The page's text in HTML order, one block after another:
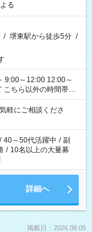
る
/ 堺東駅から徒歩5分 /
軽にご相談くださ
/ 40～50代活躍中 / 副
/ 10名以上の大量募
詳細へ
掲載日：2026.08.05